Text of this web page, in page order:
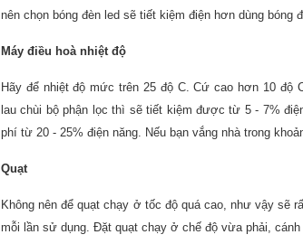
nên chọn bóng đèn led sẽ tiết kiệm điện hơn dùng bóng
Máy điều hoà nhiệt độ
Hãy để nhiệt độ mức trên 25 độ C. Cứ cao hơn 10
lau chùi bộ phận lọc thì sẽ tiết kiệm được từ 5 - 7%
phí từ 20 - 25% điện năng. Nếu bạn vắng nhà trong
Quạt
Không nên để quạt chạy ở tốc độ quá cao, như vậy sẽ
mỗi lần sử dụng. Đặt quạt chạy ở chế độ vừa phải, cánh